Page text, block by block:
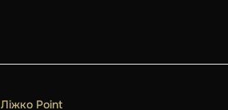
Ліжко Point